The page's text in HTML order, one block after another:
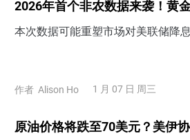
2026年首个非农数据来袭！黄
本次数据可能重塑市场对美联储降
作者 Alison Ho 1 月 07 日 周三
原油价格将跌至70美元？美伊